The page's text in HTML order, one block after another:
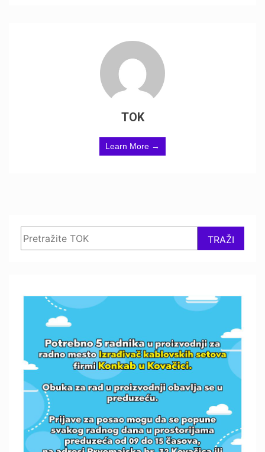
TOK
Learn More →
TRAŽI